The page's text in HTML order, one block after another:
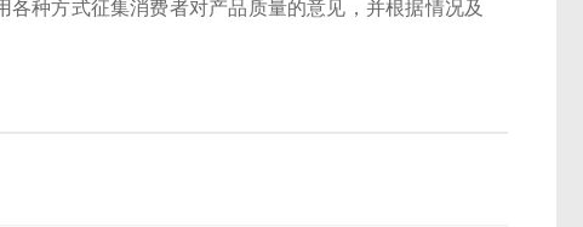
种方式征集消费者对产品质量的意见，并根据情况及